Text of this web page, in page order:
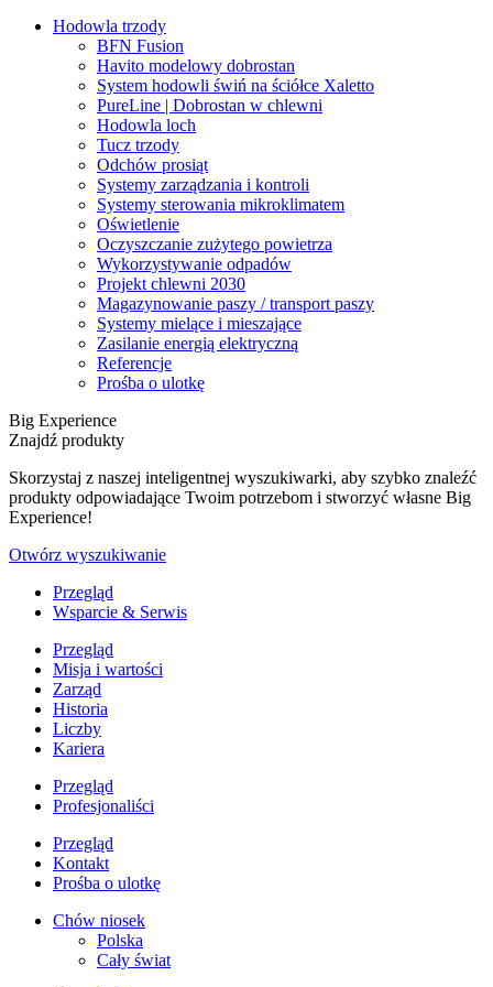
Hodowla trzody
BFN Fusion
Havito modelowy dobrostan
System hodowli świń na ściółce Xaletto
PureLine | Dobrostan w chlewni
Hodowla loch
Tucz trzody
Odchów prosiąt
Systemy zarządzania i kontroli
Systemy sterowania mikroklimatem
Oświetlenie
Oczyszczanie zużytego powietrza
Wykorzystywanie odpadów
Projekt chlewni 2030
Magazynowanie paszy / transport paszy
Systemy mielące i mieszające
Zasilanie energią elektryczną
Referencje
Prośba o ulotkę
Big Experience
Znajdź produkty
Skorzystaj z naszej inteligentnej wyszukiwarki, aby szybko znaleźć
produkty odpowiadające Twoim potrzebom i stworzyć własne Big
Experience!
Otwórz wyszukiwanie
Przegląd
Wsparcie & Serwis
Przegląd
Misja i wartości
Zarząd
Historia
Liczby
Kariera
Przegląd
Profesjonaliści
Przegląd
Kontakt
Prośba o ulotkę
Chów niosek
Polska
Cały świat